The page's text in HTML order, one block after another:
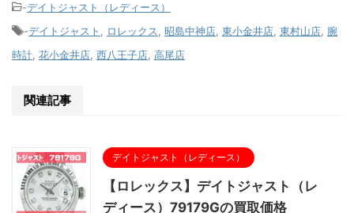
-デイトジャスト（レディース）
-デイトジャスト , ロレックス, 昭島中神店, 東小金井店, 東村山店, 腕
時計, 花小金井店, 西八王子店, 高尾店
関連記事
デイトジャスト（レディース）
【ロレックス】デイトジャスト（レ
ディース）79179Gの買取価格